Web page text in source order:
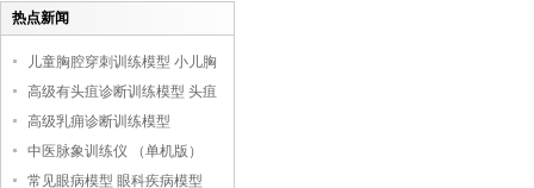
热点新闻
儿童胸腔穿刺训练模型 小儿胸
腔培训模型
高级有头疽诊断训练模型 头疽
诊断教学模型
高级乳痈诊断训练模型
中医脉象训练仪 （单机版）
常见眼病模型 眼科疾病模型